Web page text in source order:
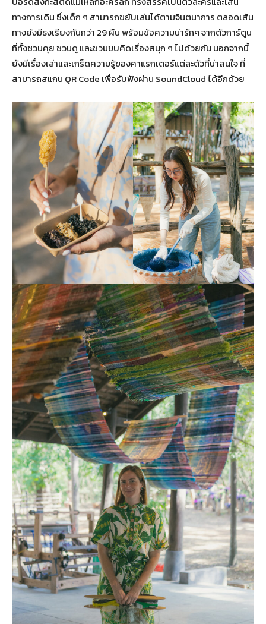
ทางการเดิน ซึ่งเด็ก ๆ สามารถขยับเล่นได้ตามจินตนาการ ตลอดเส้น
ทางยังมีธงเรียงกันกว่า 29 ผืน พร้อมข้อความน่ารักๆ จากตัวการ์ตูน
ที่ทั้งชวนคุย ชวนดู และชวนขบคิดเรื่องสนุก ๆ ไปด้วยกัน นอกจากนี้
ยังมีเรื่องเล่าและเกร็ดความรู้ของคาแรกเตอร์แต่ละตัวที่น่าสนใจ ที่
สามารถสแกน QR Code เพื่อรับฟังผ่าน SoundCloud ได้อีกด้วย